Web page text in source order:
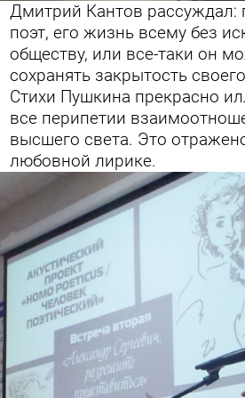
Дмитрий Кантов рассуждал:
поэт, его жизнь всему без
обществу, или все-таки он
сохранять закрытость
Стихи Пушкина прекрасно
все перипетии
высшего света. Это
любовной лирике.